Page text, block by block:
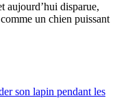
aujourd’hui disparue,
un chien puissant
son lapin pendant les